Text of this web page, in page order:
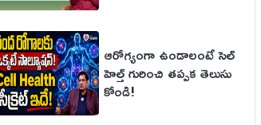
ఆరోగ్యంగా ఉండాలంటే సెల్
హెల్త్ గురించి తప్పక తెలుసు
కోండి!